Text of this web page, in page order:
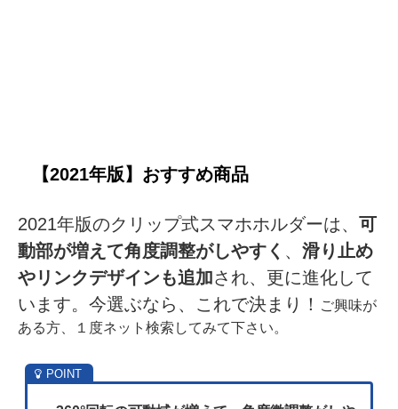
【2021年版】おすすめ商品
2021年版のクリップ式スマホホルダーは、 可
動部が増えて角度調整がしやすく 、 滑り止め
やリンクデザインも追加され、更に進化して
います。今選ぶなら、これで決まり！
ご興味が
ある方、１度ネット検索してみて下さい。